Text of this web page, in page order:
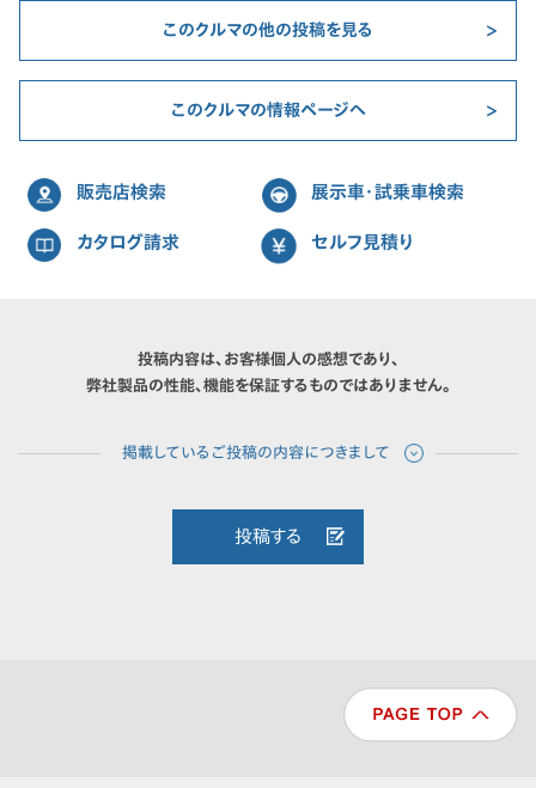
このクルマの他の投稿を見る
このクルマの情報ページへ
販売店検索 展示車・試乗車検索
カタログ請求 セルフ見積り
投稿内容は、お客様個人の感想であり、
弊社製品の性能、機能を保証するものではありません。
投稿する